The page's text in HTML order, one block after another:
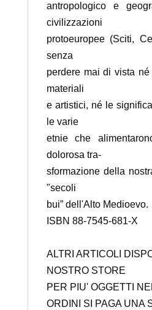
antropologico e
civilizzazioni
protoeuropee (Sciti,
senza
perdere mai di vista
materiali
e artistici, né le
le varie
etnie che
dolorosa tra-
sformazione della
"secoli
bui” dell'Alto Medioevo.
ISBN 88-7545-681-X
ALTRI ARTICOLI
NOSTRO STORE
PER PIU' OGGETTI
ORDINI SI PAGA UNA